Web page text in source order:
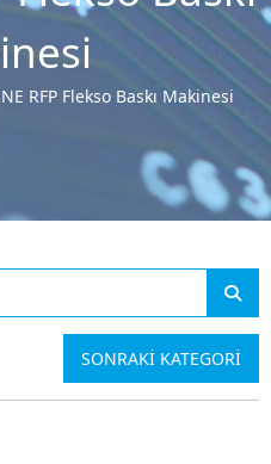
RFP Flekso Baskı Makinesi
SONRAKİ KATEGORİ